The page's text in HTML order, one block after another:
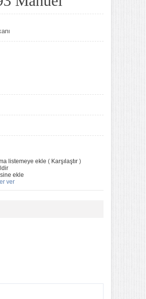
listemeye ekle ( Karşılaştır )
ekle
ver